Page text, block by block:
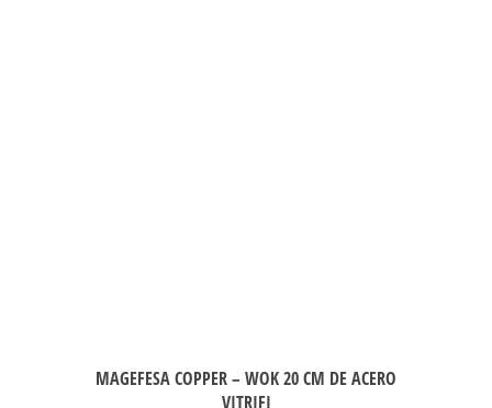
MAGEFESA COPPER – WOK 20 CM DE ACERO
VITRIFI